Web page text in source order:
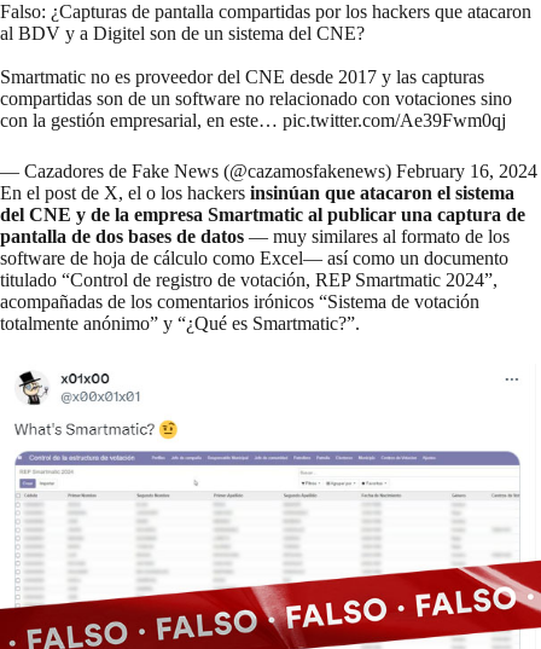
Falso: ¿Capturas de pantalla compartidas por los hackers que atacaron
al BDV y a Digitel son de un sistema del CNE?
Smartmatic no es proveedor del CNE desde 2017 y las capturas
compartidas son de un software no relacionado con votaciones sino
con la gestión empresarial, en este… pic.twitter.com/Ae39Fwm0qj
— Cazadores de Fake News (@cazamosfakenews) February 16, 2024
En el post de X, el o los hackers insinúan que atacaron el sistema
del CNE y de la empresa Smartmatic al publicar una captura de
pantalla de dos bases de datos — muy similares al formato de los
software de hoja de cálculo como Excel— así como un documento
titulado “Control de registro de votación, REP Smartmatic 2024”,
acompañadas de los comentarios irónicos “Sistema de votación
totalmente anónimo” y “¿Qué es Smartmatic?”.